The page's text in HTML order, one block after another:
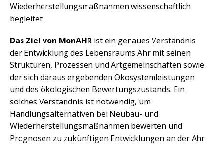
Wiederherstellungsmaßnahmen wissenschaftlich
begleitet.
Das Ziel von MonAHR ist ein genaues Verständnis
der Entwicklung des Lebensraums Ahr mit seinen
Strukturen, Prozessen und Artgemeinschaften sowie
der sich daraus ergebenden Ökosystemleistungen
und des ökologischen Bewertungszustands. Ein
solches Verständnis ist notwendig, um
Handlungsalternativen bei Neubau- und
Wiederherstellungsmaßnahmen bewerten und
Prognosen zu zukünftigen Entwicklungen an der Ahr